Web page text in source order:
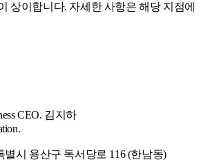
상이합니다. 자세한 사항은 해당 지점에
CEO. 김지하
별시 용산구 독서당로 116 (한남동)